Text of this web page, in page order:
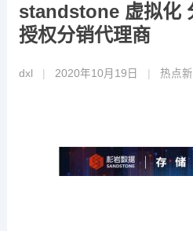
standstone 虚拟化
授权分销代理商
dxl 2020年10月19日 热点